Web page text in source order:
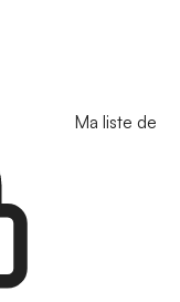
Ma liste de